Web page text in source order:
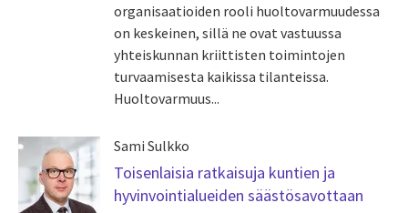
organisaatioiden rooli huoltovarmuudessa
on keskeinen, sillä ne ovat vastuussa
yhteiskunnan kriittisten toimintojen
turvaamisesta kaikissa tilanteissa.
Huoltovarmuus...
Sami Sulkko
Toisenlaisia ratkaisuja kuntien ja
hyvinvointialueiden säästösavottaan